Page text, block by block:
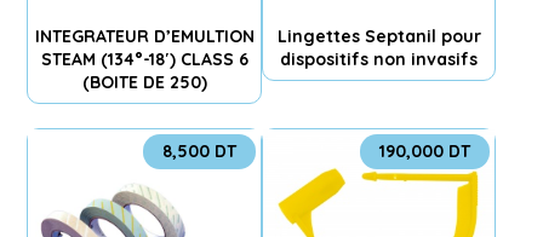
INTEGRATEUR D’EMULTION
STEAM (134°-18′) CLASS 6
(BOITE DE 250)
Lingettes Septanil pour
dispositifs non invasifs
8,500 DT 190,000 DT